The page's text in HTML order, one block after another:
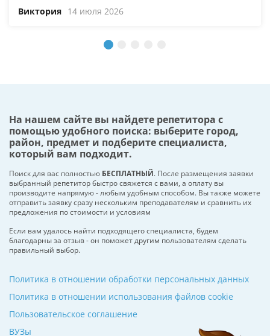
Виктория 14 июля 2026
На нашем сайте вы найдете репетитора с
помощью удобного поиска: выберите город,
район, предмет и подберите специалиста,
который вам подходит.
Поиск для вас полностью БЕСПЛАТНЫЙ. После размещения заявки
выбранный репетитор быстро свяжется с вами, а оплату вы
производите напрямую - любым удобным способом. Вы также можете
отправить заявку сразу нескольким преподавателям и сравнить их
предложения по стоимости и условиям
Если вам удалось найти подходящего специалиста, будем
благодарны за отзыв - он поможет другим пользователям сделать
правильный выбор.
ВУЗы
Политика в отношении обработки персональных данных
Политика в отношении использования файлов cookie
Пользовательское соглашение